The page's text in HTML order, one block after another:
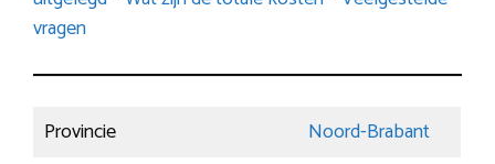
vragen
Provincie
Noord-Brabant